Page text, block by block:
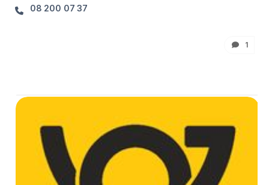
08 200 07 37
1